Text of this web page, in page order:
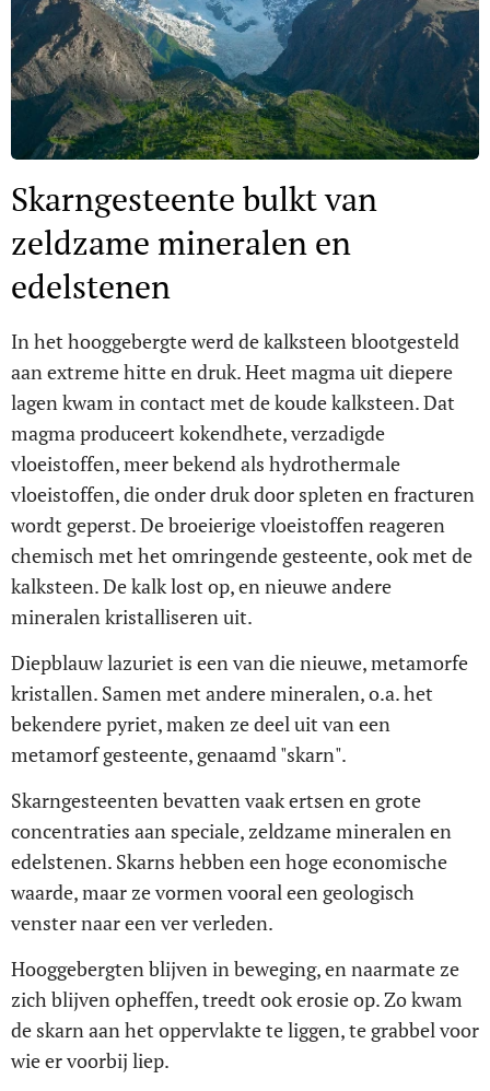
Skarngesteente bulkt van
zeldzame mineralen en
edelstenen
In het hooggebergte werd de kalksteen blootgesteld
aan extreme hitte en druk. Heet magma uit diepere
lagen kwam in contact met de koude kalksteen. Dat
magma produceert kokendhete, verzadigde
vloeistoffen, meer bekend als hydrothermale
vloeistoffen, die onder druk door spleten en fracturen
wordt geperst. De broeierige vloeistoffen reageren
chemisch met het omringende gesteente, ook met de
kalksteen. De kalk lost op, en nieuwe andere
mineralen kristalliseren uit.
Diepblauw lazuriet is een van die nieuwe, metamorfe
kristallen. Samen met andere mineralen, o.a. het
bekendere pyriet, maken ze deel uit van een
metamorf gesteente, genaamd "skarn".
Skarngesteenten bevatten vaak ertsen en grote
concentraties aan speciale, zeldzame mineralen en
edelstenen. Skarns hebben een hoge economische
waarde, maar ze vormen vooral een geologisch
venster naar een ver verleden.
Hooggebergten blijven in beweging, en naarmate ze
zich blijven opheffen, treedt ook erosie op. Zo kwam
de skarn aan het oppervlakte te liggen, te grabbel voor
wie er voorbij liep.